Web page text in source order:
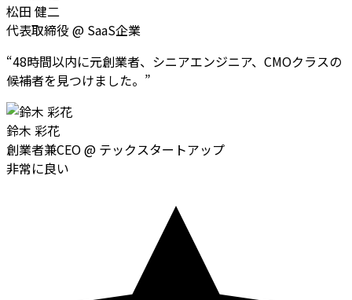
松田 健二
代表取締役 @ SaaS企業
“48時間以内に元創業者、シニアエンジニア、CMOクラスの
候補者を見つけました。 ”
鈴木 彩花
創業者兼CEO@ テックスタートアップ
非常に良い